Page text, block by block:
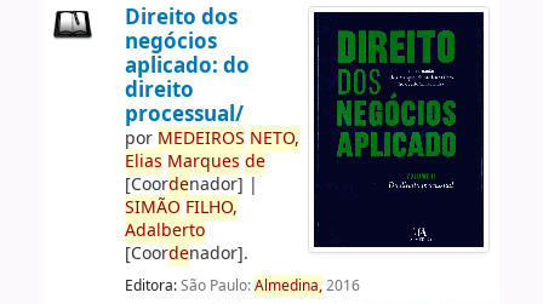
Direito dos
negócios
aplicado: do
direito
processual/
por MEDEIROS NETO,
Elias Marques de
[Coordenador] |
SIMÃO FILHO,
Adalberto
[Coordenador].
Editora:São Paulo:Almedina,2016